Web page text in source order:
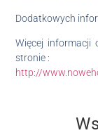
Dodatkowych
Więcej informacji
stronie :
http://